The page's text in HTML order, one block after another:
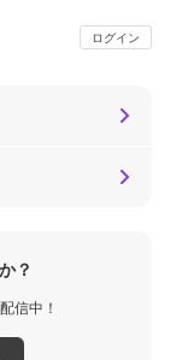
ログイン
？
信中！